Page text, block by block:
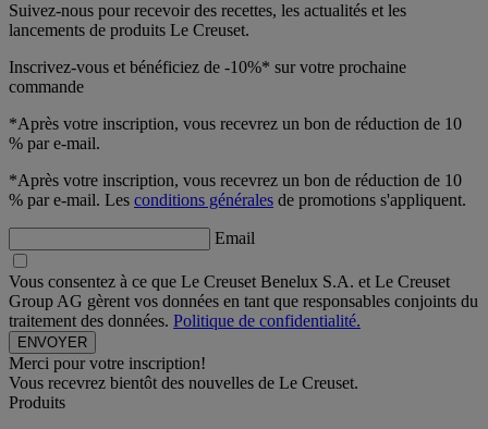
Suivez-nous pour recevoir des recettes, les actualités et les
lancements de produits Le Creuset.
Inscrivez-vous et bénéficiez de -10%* sur votre prochaine
commande
*Après votre inscription, vous recevrez un bon de réduction de 10
% par e-mail.
*Après votre inscription, vous recevrez un bon de réduction de 10
% par e-mail. Les conditions générales de promotions s'appliquent.
Email
Vous consentez à ce que Le Creuset Benelux S.A. et Le Creuset
Group AG gèrent vos données en tant que responsables conjoints du
traitement des données. Politique de confidentialité.
Merci pour votre inscription!
Vous recevrez bientôt des nouvelles de Le Creuset.
Produits